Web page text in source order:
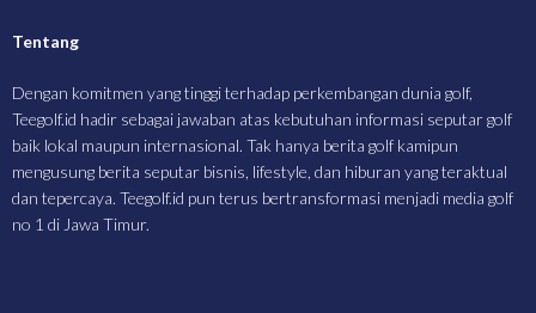
Tentang
Dengan komitmen yang tinggi terhadap perkembangan dunia golf,
Teegolf.id hadir sebagai jawaban atas kebutuhan informasi seputar golf
baik lokal maupun internasional. Tak hanya berita golf kamipun
mengusung berita seputar bisnis, lifestyle, dan hiburan yang teraktual
dan tepercaya. Teegolf.id pun terus bertransformasi menjadi media golf
no 1 di Jawa Timur.